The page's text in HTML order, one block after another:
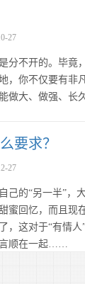
27
分不开的。毕竟
，你不仅要有非
做大、做强、长
要求？
27
己的“另一半”，
蜜回忆，而且现
，这对于“有情
言顺在一起……